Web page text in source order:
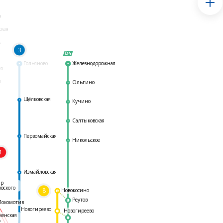
Гольяново
3
8
Железнодорожная
Ольгино
Кучино
Салтыковская
Никольское
Реутов
Измайловская
Первомайская
Щёлковская
Новогиреево
Новогиреево
Новокосино